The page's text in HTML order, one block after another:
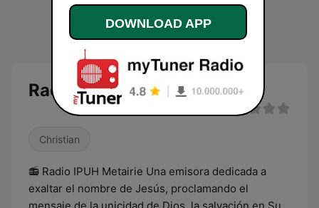
Radio Ipuh Metairie live
Christian
📻 Radio IPUH Metairie Una emisora dedicada a
exaltar el nombre de Jesús, proclamando el
DOWNLOAD APP